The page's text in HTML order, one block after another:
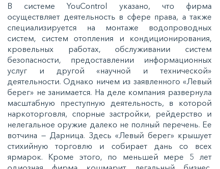
В системе YouControl указано, что фирма
осуществляет деятельность в сфере права, а также
специализируется на монтаже водопроводных
систем, систем отопления и кондиционирования,
кровельных работах, обслуживании систем
безопасности, предоставлении информационных
услуг и другой «научной и технической»
деятельности. Однако ничем из заявленного «Левый
берег» не занимается. На деле компания развернула
масштабную преступную деятельность, в которой
наркоторговля, спорные застройки, рейдерство и
нелегальное оружие далеко не полный перечень. Ее
вотчина — Дарница. Здесь «Левый берег» крышует
стихийную торговлю и собирает дань со всех
ярмарок. Кроме этого, по меньшей мере 5 лет